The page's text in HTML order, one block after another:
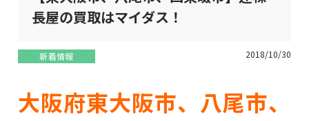
長屋の買取はマイダス！
新着情報 2018/10/30
大阪府東大阪市、八尾市、